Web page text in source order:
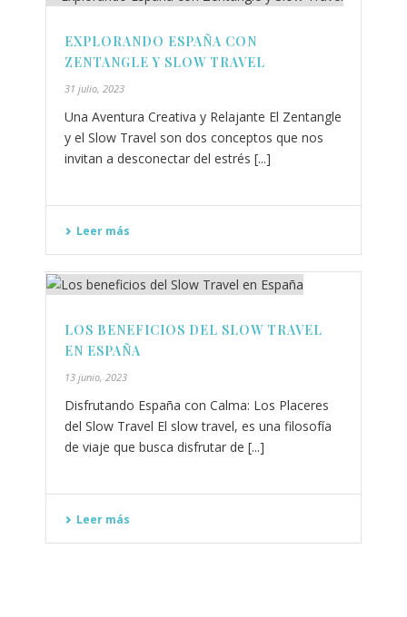
EXPLORANDO ESPAÑA CON
ZENTANGLE Y SLOW TRAVEL
31 julio, 2023
Una Aventura Creativa y Relajante El Zentangle
y el Slow Travel son dos conceptos que nos
invitan a desconectar del estrés [...]
Leer más
LOS BENEFICIOS DEL SLOW TRAVEL
EN ESPAÑA
13 junio, 2023
Disfrutando España con Calma: Los Placeres
del Slow Travel El slow travel, es una filosofía
de viaje que busca disfrutar de [...]
Leer más